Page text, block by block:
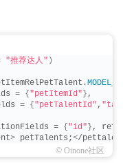
"推荐达人" )
=
{ "petItemId" } ,
=
{ "petTalentId" ,
= { "id" } ,
> petTalents;</
© Oinone社区